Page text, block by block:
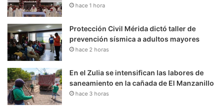
hace 1 hora
Protección Civil Mérida dictó taller de
prevención sísmica a adultos mayores
hace 2 horas
En el Zulia se intensifican las labores de
saneamiento en la cañada de El Manzanillo
hace 3 horas